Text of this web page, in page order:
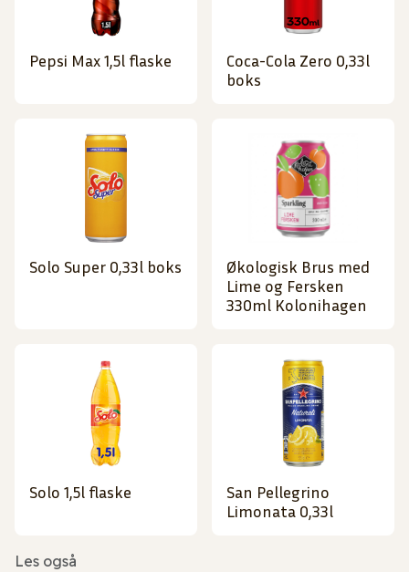
Pepsi Max 1,5l flaske
Coca-Cola Zero 0,33l
boks
Solo Super 0,33l boks
Økologisk Brus med
Lime og Fersken
330ml Kolonihagen
Solo 1,5l flaske
San Pellegrino
Limonata 0,33l
Les også